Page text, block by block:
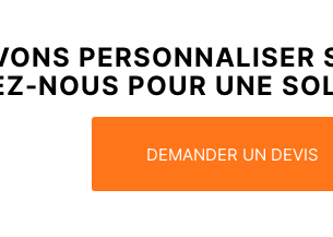
PERSONNALISER
NOUS POUR UNE
DEMANDER UN DEVIS